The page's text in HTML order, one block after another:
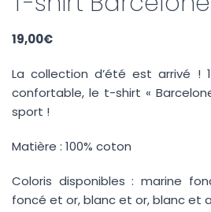
19,00€
La collection d’été est arrivé !
confortable, le t-shirt «
sport !
Matière : 100% coton
Coloris disponibles : marine
foncé et or, blanc et or, blanc et